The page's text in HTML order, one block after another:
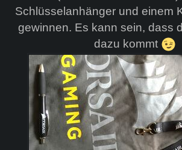
Schlüsselanhänger und einem
gewinnen. Es kann sein, dass
dazu kommt